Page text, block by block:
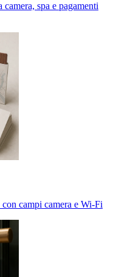
spa e pagamenti
campi camera e Wi-Fi